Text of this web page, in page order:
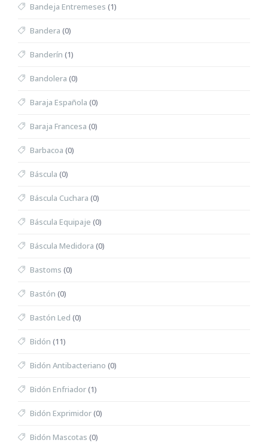
Bandeja Entremeses (1)
Bandera (0)
Banderín (1)
Bandolera (0)
Baraja Española (0)
Baraja Francesa (0)
Barbacoa (0)
Báscula (0)
Báscula Cuchara (0)
Báscula Equipaje (0)
Báscula Medidora (0)
Bastoms (0)
Bastón (0)
Bastón Led (0)
Bidón (11)
Bidón Antibacteriano (0)
Bidón Enfriador(1)
Bidón Exprimidor(0)
Bidón Mascotas (0)